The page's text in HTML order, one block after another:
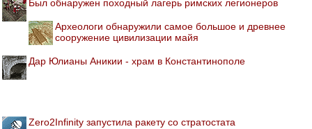
Был обнаружен походный лагерь римских легионеров
Археологи обнаружили самое большое и древнее
сооружение цивилизации майя
Дар Юлианы Аникии - храм в Константинополе
Zero2Infinity запустила ракету со стратостата